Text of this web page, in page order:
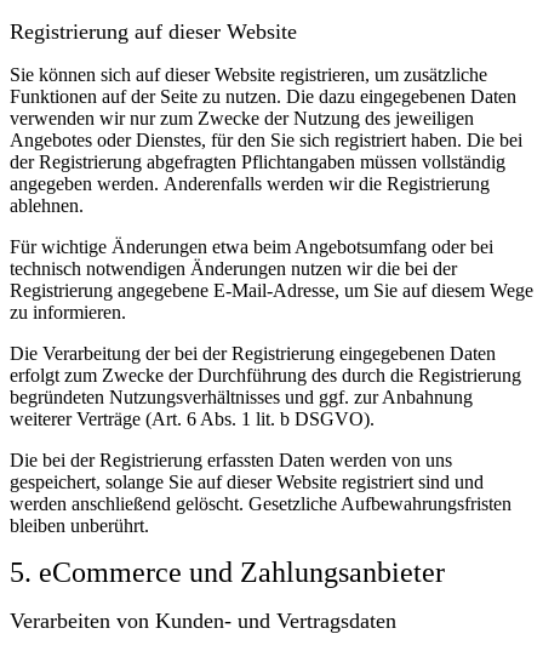
Registrierung auf dieser Website
Sie können sich auf dieser Website registrieren, um zusätzliche
Funktionen auf der Seite zu nutzen. Die dazu eingegebenen Daten
verwenden wir nur zum Zwecke der Nutzung des jeweiligen
Angebotes oder Dienstes, für den Sie sich registriert haben. Die bei
der Registrierung abgefragten Pflichtangaben müssen vollständig
angegeben werden. Anderenfalls werden wir die Registrierung
ablehnen.
Für wichtige Änderungen etwa beim Angebotsumfang oder bei
technisch notwendigen Änderungen nutzen wir die bei der
Registrierung angegebene E-Mail-Adresse, um Sie auf diesem Wege
zu informieren.
Die Verarbeitung der bei der Registrierung eingegebenen Daten
erfolgt zum Zwecke der Durchführung des durch die Registrierung
begründeten Nutzungsverhältnisses und ggf. zur Anbahnung
weiterer Verträge (Art. 6 Abs. 1 lit. b DSGVO).
Die bei der Registrierung erfassten Daten werden von uns
gespeichert, solange Sie auf dieser Website registriert sind und
werden anschließend gelöscht. Gesetzliche Aufbewahrungsfristen
bleiben unberührt.
5. eCommerce und Zahlungs­anbieter
Verarbeiten von Kunden- und Vertragsdaten